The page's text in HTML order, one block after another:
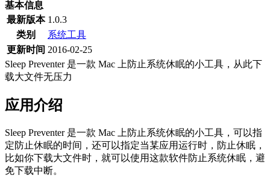
基本信息
最新版本 1.0.3
类别
系统工具
更新时间 2016-02-25
Sleep Preventer 是一款 Mac 上防止系统休眠的小工具，从此下
载大文件无压力
应用介绍
Sleep Preventer 是一款 Mac 上防止系统休眠的小工具，可以指
定防止休眠的时间，还可以指定当某应用运行时，防止休眠，
比如你下载大文件时，就可以使用这款软件防止系统休眠，避
免下载中断。